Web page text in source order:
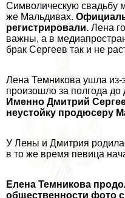
Символическую свадьбу
же Мальдивах.
регистрировали. Лена
важны, а в
бpaк Сергеев так и не
Лена Темникова ушла из-
произошло за полгода до
Именно Дмитрий
неустойку продюсеру
У Лены и Дмитрия
в то же время певица
Елена Темникова
общественности фото